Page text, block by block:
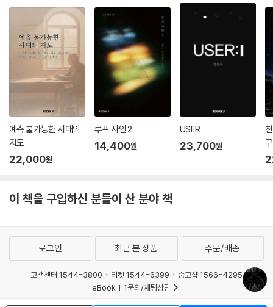
― 김규림, 평론가
예측 불가능한 시대의
지도
22,000원
루프 사인 2
14,400원
USER
23,700원
이 책을 구입하신 분들이 산 분야 책
로그인 최근 본 상품 주문/배송
고객센터 1544-3800 티켓 1544-6399
중고샵 1566-4295
eBook 1:1문의/채팅상담